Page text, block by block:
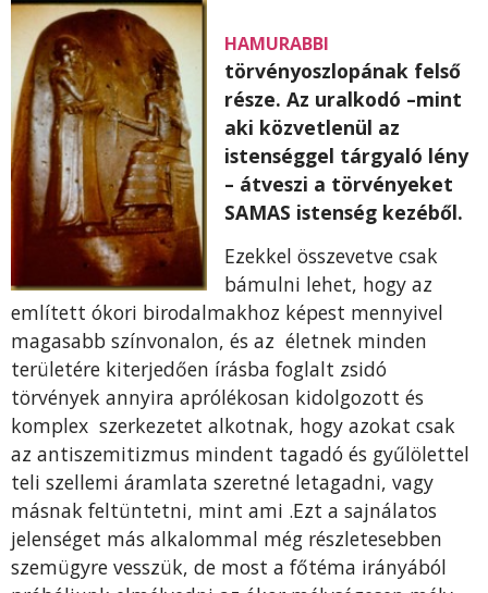
HAMURABBI
törvényoszlopának felső
része. Az uralkodó –mint
aki közvetlenül az
istenséggel tárgyaló lény
– átveszi a törvényeket
SAMAS istenség kezéből.
Ezekkel összevetve csak
bámulni lehet, hogy az
említett ókori birodalmakhoz képest mennyivel
magasabb színvonalon, és az életnek minden
területére kiterjedően írásba foglalt zsidó
törvények annyira aprólékosan kidolgozott és
komplex szerkezetet alkotnak, hogy azokat csak
az antiszemitizmus mindent tagadó és gyűlölettel
teli szellemi áramlata szeretné letagadni, vagy
másnak feltüntetni, mint ami .Ezt a sajnálatos
jelenséget más alkalommal még részletesebben
szemügyre vesszük, de most a főtéma irányából